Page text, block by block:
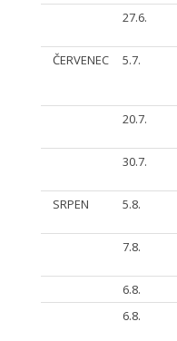
27.6.
ČERVENEC 5.7.
20.7.
30.7.
SRPEN 5.8.
7.8.
6.8.
6.8.